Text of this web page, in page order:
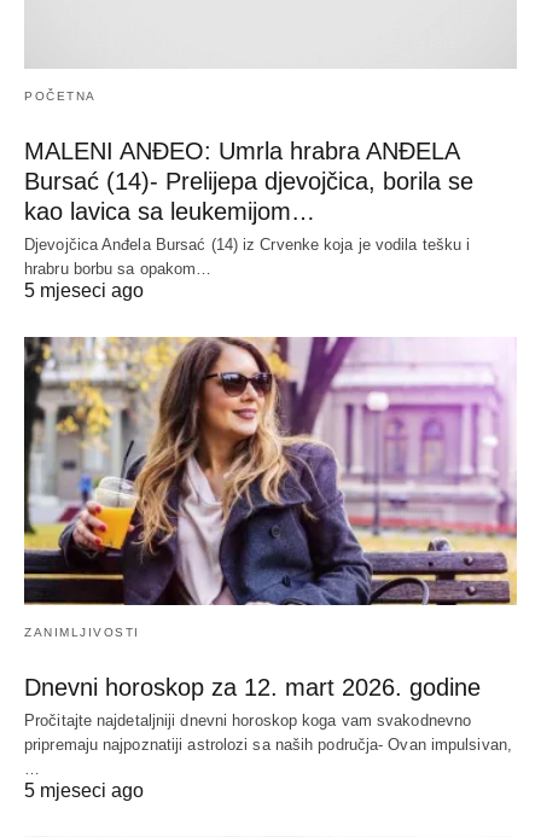
POČETNA
MALENI ANĐEO: Umrla hrabra ANĐELA
Bursać (14)- Prelijepa djevojčica, borila se
kao lavica sa leukemijom…
Djevojčica Anđela Bursać (14) iz Crvenke koja je vodila tešku i
hrabru borbu sa opakom…
5 mjeseci ago
ZANIMLJIVOSTI
Dnevni horoskop za 12. mart 2026. godine
Pročitajte najdetaljniji dnevni horoskop koga vam svakodnevno
pripremaju najpoznatiji astrolozi sa naših područja- Ovan impulsivan,
5 mjeseci ago